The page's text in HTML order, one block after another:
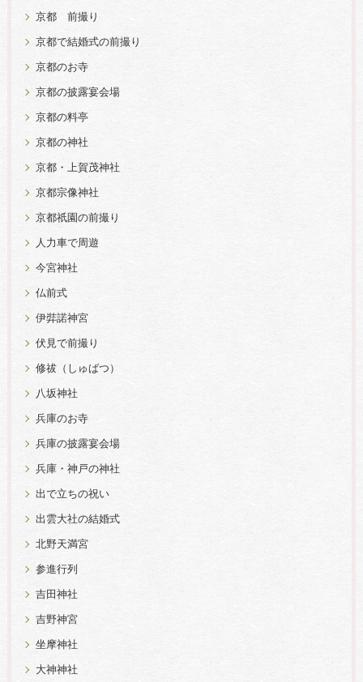
京都 前撮り
京都で結婚式の前撮り
京都のお寺
京都の披露宴会場
京都の料亭
京都の神社
京都・上賀茂神社
京都宗像神社
京都祇園の前撮り
人力車で周遊
今宮神社
仏前式
伊弉諾神宮
伏見で前撮り
修祓（しゅばつ）
八坂神社
兵庫のお寺
兵庫の披露宴会場
兵庫・神戸の神社
出で立ちの祝い
出雲大社の結婚式
北野天満宮
参進行列
吉田神社
吉野神宮
坐摩神社
大神神社